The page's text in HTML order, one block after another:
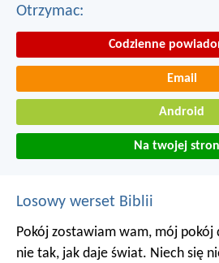
Otrzymac:
Codzienne
Email
Android
Na twojej
Losowy werset Biblii
Pokój zostawiam wam, mój
nie tak, jak daje świat. Niech się